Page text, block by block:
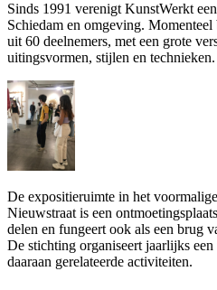
Sinds 1991 verenigt KunstWerkt
Schiedam en omgeving. Momenteel
uit 60 deelnemers, met een grote
uitingsvormen, stijlen en technieken.
De expositieruimte in het
Nieuwstraat is een
delen en fungeert ook als een brug
De stichting organiseert jaarlijks
daaraan gerelateerde activiteiten.